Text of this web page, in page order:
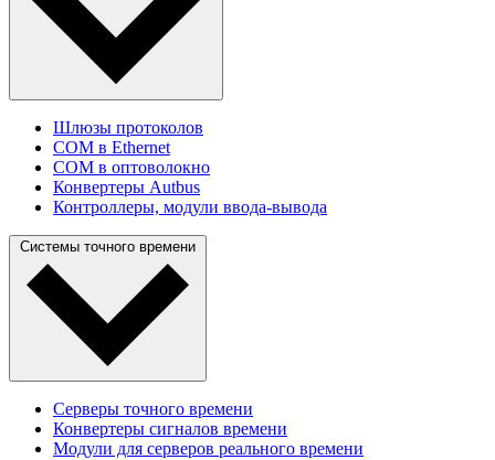
Шлюзы протоколов
COM в Ethernet
COM в оптоволокно
Конвертеры Autbus
Контроллеры, модули ввода-вывода
Системы точного времени
Серверы точного времени
Конвертеры сигналов времени
Модули для серверов реального времени